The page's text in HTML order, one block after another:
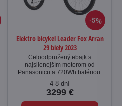
5%
Elektro bicykel Leader Fox Arran
29 biely 2023
Celoodpružený ebajk s
najsilenejším motorom od
Panasonicu a 720Wh batériou.
4-8 dní
3299 €